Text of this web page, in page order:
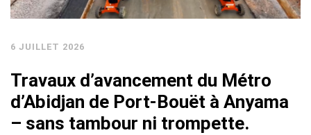
6 JUILLET 2026
Travaux d’avancement du Métro
d’Abidjan de Port-Bouët à Anyama
– sans tambour ni trompette.